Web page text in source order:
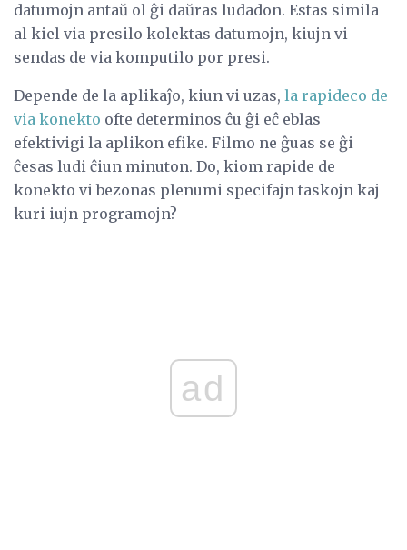
datumojn antaŭ ol ĝi daŭras ludadon. Estas simila
al kiel via presilo kolektas datumojn, kiujn vi
sendas de via komputilo por presi.
Depende de la aplikaĵo, kiun vi uzas, la rapideco de
via konekto ofte determinos ĉu ĝi eĉ eblas
efektivigi la aplikon efike. Filmo ne ĝuas se ĝi
ĉesas ludi ĉiun minuton. Do, kiom rapide de
konekto vi bezonas plenumi specifajn taskojn kaj
kuri iujn programojn?
ad